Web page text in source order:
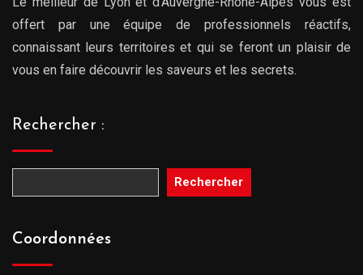
offert par une équipe de professionnels réactifs,
connaissant leurs territoires et qui se feront un plaisir de
vous en faire découvrir les saveurs et les secrets.
Rechercher :
Rechercher
Coordonnées